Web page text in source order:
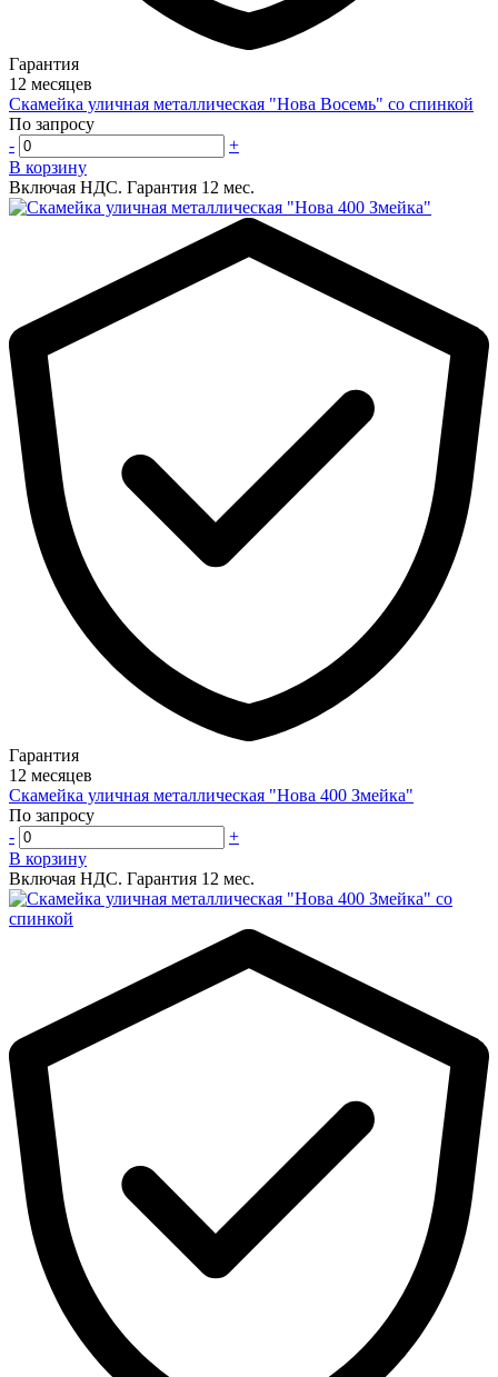
Гарантия
12 месяцев
Скамейка уличная металлическая "Нова Восемь" со спинкой
По запросу
-
+
В корзину
Включая НДС. Гарантия 12 мес.
Гарантия
12 месяцев
Скамейка уличная металлическая "Нова 400 Змейка"
По запросу
-
+
В корзину
Включая НДС. Гарантия 12 мес.